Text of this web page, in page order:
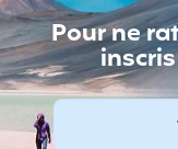
Pour ne